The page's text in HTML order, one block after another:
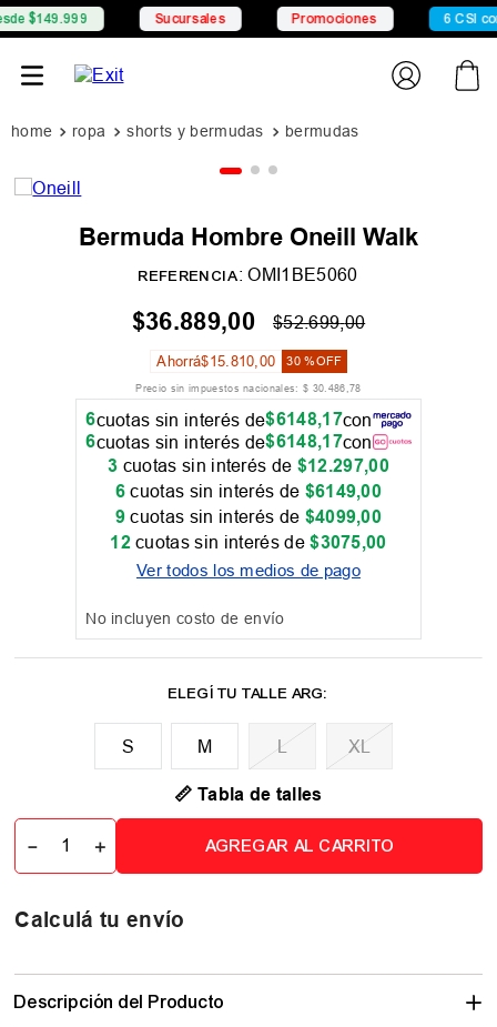
Sucursales Promociones 6 CSI con Mercado
ropa shorts y bermudas bermudas
Bermuda Hombre Oneill Walk
REFERENCIA:OMI1BE5060
$36.889,00 $52.699,00
Ahorrá$15.810,00 30 %OFF
Precio sin impuestos nacionales: $ 30.486,78
6cuotas sin interés de$6148,17con
6cuotas sin interés de$6148,17con
3 cuotas sin interés de $12.297,00
6 cuotas sin interés de $6149,00
9 cuotas sin interés de $4099,00
12 cuotas sin interés de$3075,00
Ver todos los medios de pago
No incluyen costo de envío
M L XL
📏 Tabla de talles
＋
－ AGREGAR AL CARRITO
Calculá tu envío
Descripción del Producto